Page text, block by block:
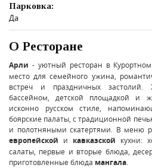
Парковка:
Да
О Ресторане
Арли - уютный ресторан в
место для семейного ужина,
встреч и праздничных застолий.
бассейном, детской площадкой и
исконно русском стиле,
боярские палаты, с традиционной
и полотняными скатертями. В меню
европейской и кавказской кухни:
салаты, первые и вторые блюда,
приготовленные блюда мангала